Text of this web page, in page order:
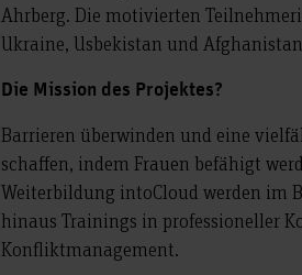
Ahrberg. Die motivierten
Ukraine, Usbekistan und
Die Mission des Projektes?
Barrieren überwinden und eine
schaffen, indem Frauen befähigt
Weiterbildung intoCloud werden im
hinaus Trainings in professioneller
Konfliktmanagement.